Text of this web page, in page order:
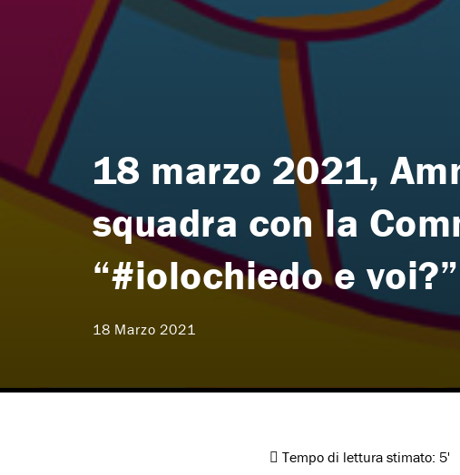
18 marzo 2021,
squadra con la
“#iolochiedo e voi?”
18 Marzo 2021
Tempo di lettura stimato: 5'